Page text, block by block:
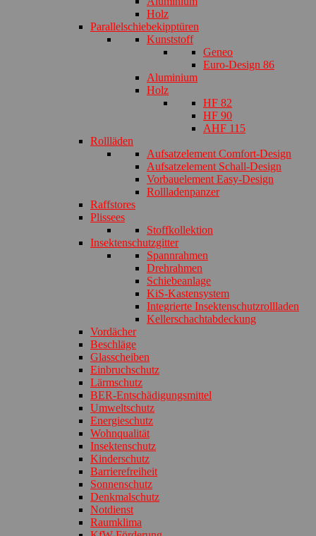
Holz
Parallelschiebekipptüren
Kunststoff
Geneo
Euro-Design 86
Aluminium
Holz
HF 82
HF 90
AHF 115
Rollläden
Aufsatzelement Comfort-Design
Aufsatzelement Schall-Design
Vorbauelement Easy-Design
Rollladenpanzer
Raffstores
Plissees
Stoffkollektion
Insektenschutzgitter
Spannrahmen
Drehrahmen
Schiebeanlage
KiS-Kastensystem
Integrierte Insektenschutzrollladen
Kellerschachtabdeckung
Vordächer
Beschläge
Glasscheiben
Einbruchschutz
Lärmschutz
BER-Entschädigungsmittel
Umweltschutz
Energieschutz
Wohnqualität
Insektenschutz
Kinderschutz
Barrierefreiheit
Sonnenschutz
Denkmalschutz
Notdienst
Raumklima